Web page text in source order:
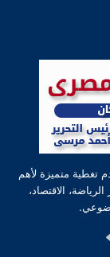
تغطية متميزة لأهم
الرياضة، الاقتصاد،